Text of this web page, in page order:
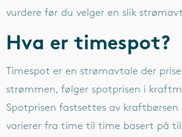
vurdere før du velger en slik
Hva er timespot?
Timespot er en strømavtale der
strømmen, følger spotprisen i
Spotprisen fastsettes av kraftbørsen
varierer fra time til time basert på